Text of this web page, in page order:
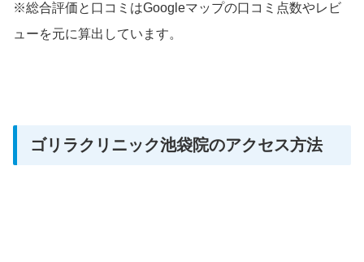
※総合評価と口コミはGoogleマップの口コミ点数やレビ
ューを元に算出しています。
ゴリラクリニック池袋院のアクセス方法